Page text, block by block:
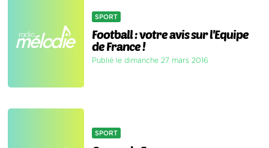
SPORT
Football : votre avis sur l'Equipe
de France !
Publié le dimanche 27 mars 2016
SPORT